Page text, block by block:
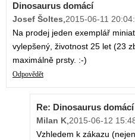
Dinosaurus domácí
Josef Šoltes,2015-06-11
Na prodej jeden exemplář
vylepšený, životnost 25 let (23
maximálně prsty. :-)
Odpovědět
Re: Dinosaurus domácí
Milan K,2015-06-12
Vzhledem k zákazu